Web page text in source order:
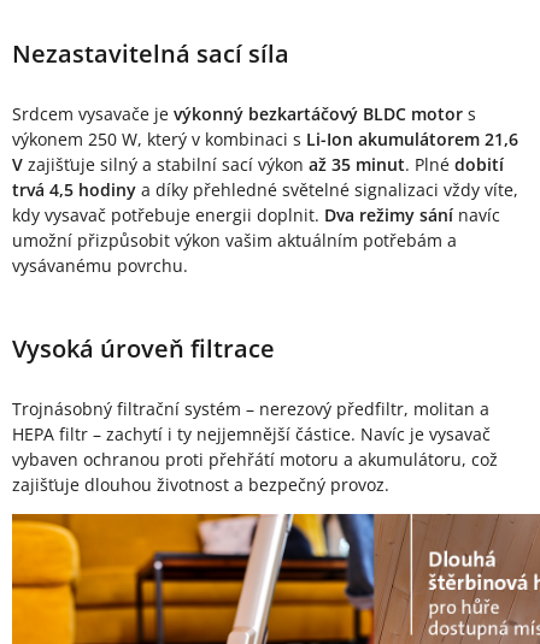
Nezastavitelná sací síla
Srdcem vysavače je výkonný bezkartáčový BLDC motor s
výkonem 250 W, který v kombinaci s Li-Ion akumulátorem 21,6
V zajišťuje silný a stabilní sací výkon až 35 minut. Plné dobití
trvá 4,5 hodiny a díky přehledné světelné signalizaci vždy víte,
kdy vysavač potřebuje energii doplnit. Dva režimy sání navíc
umožní přizpůsobit výkon vašim aktuálním potřebám a
vysávanému povrchu.
Vysoká úroveň filtrace
Trojnásobný filtrační systém – nerezový předfiltr, molitan a
HEPA filtr – zachytí i ty nejjemnější částice. Navíc je vysavač
vybaven ochranou proti přehřátí motoru a akumulátoru, což
zajišťuje dlouhou životnost a bezpečný provoz.